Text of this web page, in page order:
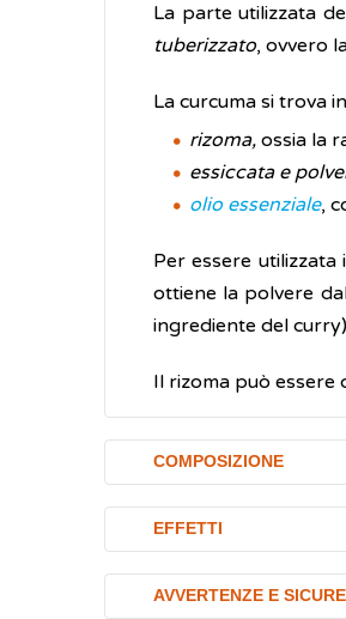
La parte utilizzata
tuberizzato, ovvero
La curcuma si trova
rizoma, ossia la
essiccata e
olio essenziale,
Per essere
ottiene la polvere
ingrediente del
Il rizoma può essere
COMPOSIZIONE
I principali
curcumina, la
spezia.
EFFETTI
La presenza dei
AVVERTENZE E